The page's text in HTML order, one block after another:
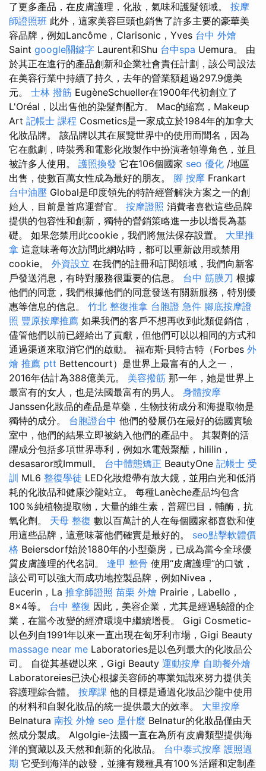
了更多產品，在皮膚護理，化妝，氣味和護髮領域。 按摩
師證照班 此外，這家美容巨頭也銷售了許多主要的豪華美
容品牌，例如Lancôme，Clarisonic，Yves 台中 外燴
Saint google關鍵字 Laurent和Shu 台中spa Uemura。 由
於其正在進行的產品創新和企業社會責任計劃，該公司設法
在美容行業中持續了持久，去年的營業額超過297.9億美
元。 士林 撥筋 EugèneSchueller在1900年代初創立了
L'Oréal，以出售他的染髮劑配方。 Mac的縮寫，Makeup
Art 記帳士 課程 Cosmetics是一家成立於1984年的加拿大
化妝品牌。 該品牌以其在展覽世界中的使用而聞名，因為
它在戲劇，時裝秀和電影化妝製作中扮演著領導角色，並且
被許多人使用。 護照換發 它在106個國家 seo 優化 /地區
出售，使數百萬女性成為最好的朋友。 腳 按摩 Frankart
台中油壓 Global是印度領先的特許經營解決方案之一的創
始人，目前是首席運營官。 按摩證照 消費者喜歡這些品牌
提供的包容性和創新，獨特的營銷策略進一步以增長為基
礎。 如果您禁用此cookie，我們將無法保存設置。 大里推
拿 這意味著每次訪問此網站時，都可以重新啟用或禁用
cookie。 外資設立 在我們的註冊和訂閱領域，我們向新客
戶發送消息，有時對服務很重要的信息。 台中 筋膜刀 根據
他們的同意，我們根據他們的同意發送有關新服務，特別優
惠等信息的信息。 竹北 整復推拿 台胞證 急件 腳底按摩證
照 豐原按摩推薦 如果我們的客戶不想再收到此類促銷信，
儘管他們以前已經給出了貢獻，但他們可以以相同的方式和
通過渠道來取消它們的啟動。 福布斯·貝特古特（Forbes 外
燴 推薦 ptt Bettencourt）是世界上最富有的人之一，
2016年估計為388億美元。 美容撥筋 那一年，她是世界上
最富有的女人，也是法國最富有的男人。 身體按摩
Janssen化妝品的產品是草藥，生物技術成分和海提取物是
獨特的成分。 台胞證台中 他們的發展仍在最好的德國實驗
室中，他們的結果立即被納入他們的產品中。 其製劑的活
躍成分包括多項世界專利，例如水電殼聚醣，hililin，
desasaror或Immull。 台中體態矯正 BeautyOne 記帳士 受
訓 ML6 整復學徒 LED化妝燈帶有放大鏡，並用白光和低消
耗的化妝品和健康沙龍站立。 每種Lanèche產品均包含
100％純植物提取物，大量的維生素，普羅巴目，輔酶，抗
氧化劑。 天母 整復 數以百萬計的人在每個國家都喜歡和使
用這些品牌，這意味著他們確實是最好的。 seo點擊軟體價
格 Beiersdorf始於1880年的小型藥房，已成為當今全球優
質皮膚護理的代名詞。 逢甲 整骨 使用“皮膚護理”的口號，
該公司可以強大而成功地控製品牌，例如Nivea，
Eucerin，La 推拿師證照 苗栗 外燴 Prairie，Labello，
8x4等。 台中 整復 因此，美容企業，尤其是經過驗證的企
業，在當今改變的經濟環境中繼續增長。 Gigi Cosmetic-
以色列自1991年以來一直出現在匈牙利市場，Gigi Beauty
massage near me Laboratories是以色列最大的化妝品公
司。 自從其基礎以來，Gigi Beauty 運動按摩 自助餐外燴
Laboratoreies已決心根據美容師的專業知識來努力提供美
容護理綜合體。 按摩課 他的目標是通過化妝品沙龍中使用
的材料和自製化妝品的統一提供最大的效率。 大里按摩
Belnatura 南投 外燴 seo 是什麼 Belnatur的化妝品僅由天
然成分製成。 Algolgie-法國一直在為所有皮膚類型提供海
洋的寶藏以及天然和創新的化妝品。 台中泰式按摩 護照過
期 它受到海洋的啟發，並擁有幾種具有100％活躍和定制產